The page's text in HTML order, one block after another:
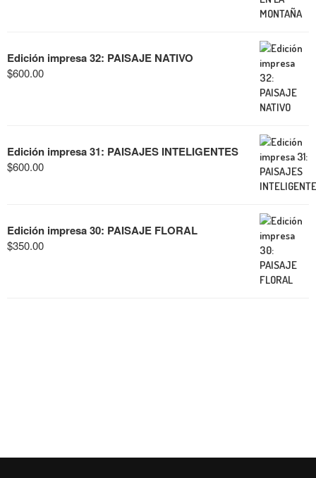
Edición impresa 32: PAISAJE NATIVO
$600.00
Edición impresa 31: PAISAJES INTELIGENTES
$600.00
Edición impresa 30: PAISAJE FLORAL
$350.00